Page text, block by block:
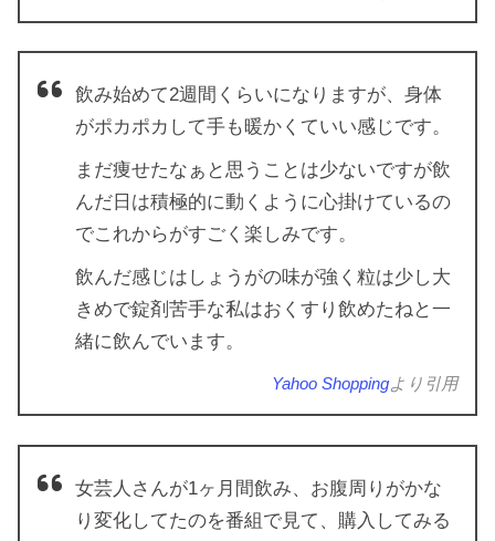
飲み始めて2週間くらいになりますが、身体
がポカポカして手も暖かくていい感じです。
まだ痩せたなぁと思うことは少ないですが飲
んだ日は積極的に動くように心掛けているの
でこれからがすごく楽しみです。
飲んだ感じはしょうがの味が強く粒は少し大
きめで錠剤苦手な私はおくすり飲めたねと一
緒に飲んでいます。
Yahoo Shoppingより引用
女芸人さんが1ヶ月間飲み、お腹周りがかな
り変化してたのを番組で見て、購入してみる